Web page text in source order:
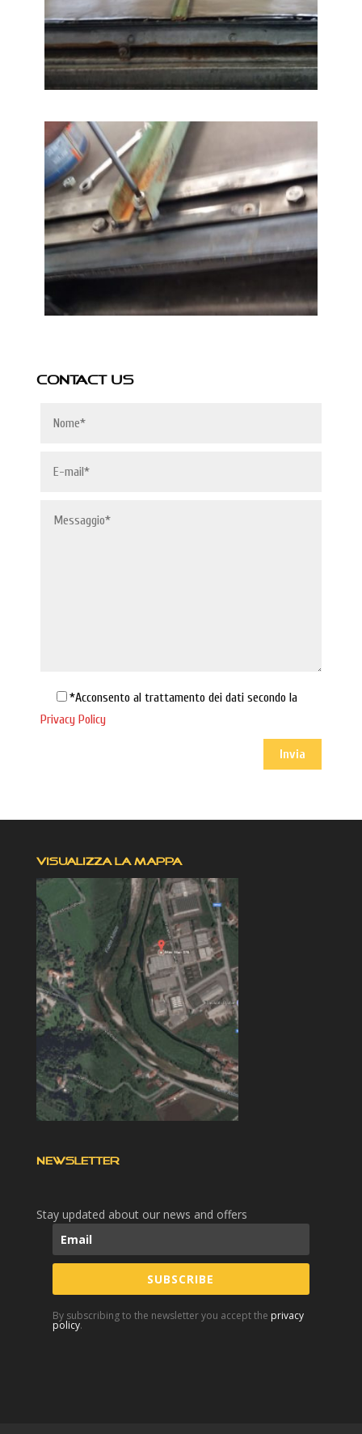
CONTACT US
*Acconsento al trattamento dei dati secondo la
Privacy Policy
VISUALIZZA LA MAPPA
NEWSLETTER
Stay updated about our news and offers
SUBSCRIBE
By subscribing to the newsletter you accept the privacy
policy.